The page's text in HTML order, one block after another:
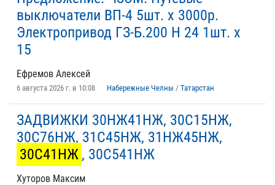
выключатели ВП-4 5шт. х 3000р.
Электропривод ГЗ-Б.200 Н 24 1шт. х
15
Ефремов Алексей
6 августа 2026 г. в 10:08 Набережные Челны / Татарстан
ЗАДВИЖКИ 30НЖ41НЖ, 30С15НЖ,
30С76НЖ, 31С45НЖ, 31НЖ45НЖ,
30С41НЖ , 30С541НЖ
Хуторов Максим